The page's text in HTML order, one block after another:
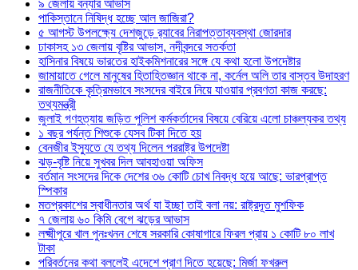
৯ জেলায় বন্যার আভাস
পাকিস্তানে নিষিদ্ধ হচ্ছে আল জাজিরা?
৫ আগস্ট উপলক্ষ্যে দেশজুড়ে র‌্যাবের নিরাপত্তাব্যবস্থা জোরদার
ঢাকাসহ ১৩ জেলায় বৃষ্টির আভাস, নদীবন্দরে সতর্কতা
হাসিনার বিষয়ে ভারতের হাইকমিশনারের সঙ্গে যে কথা হলো উপদেষ্টার
জামায়াতে গেলে মানুষের হিতাহিতজ্ঞান থাকে না, কর্নেল অলি তার বাস্তব উদাহরণ
রাজনীতিকে কৃত্রিমভাবে সংসদের বাইরে নিয়ে যাওয়ার প্রবণতা কাজ করছে:
তথ্যমন্ত্রী
জুলাই গণহত্যায় জড়িত পুলিশ কর্মকর্তাদের বিষয়ে বেরিয়ে এলো চাঞ্চল্যকর তথ্য
১ বছর পর্যন্ত শিশুকে যেসব টিকা দিতে হয়
বেনজীর ইস্যুতে যে তথ্য দিলেন পররাষ্ট্র উপদেষ্টা
ঝড়-বৃষ্টি নিয়ে সুখবর দিল আবহাওয়া অফিস
বর্তমান সংসদের দিকে দেশের ৩৬ কোটি চোখ নিবদ্ধ হয়ে আছে: ভারপ্রাপ্ত
স্পিকার
মতপ্রকাশের স্বাধীনতার অর্থ যা ইচ্ছা তাই বলা নয়: রাষ্ট্রদূত মুশফিক
৭ জেলায় ৬০ কিমি বেগে ঝড়ের আভাস
লক্ষ্মীপুরে খাল পুনঃখনন শেষে সরকারি কোষাগারে ফিরল প্রায় ১ কোটি ৮০ লাখ
টাকা
পরিবর্তনের কথা বললেই এদেশে প্রাণ দিতে হয়েছে: মির্জা ফখরুল